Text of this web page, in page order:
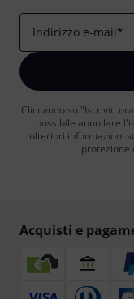
Indirizzo e-mail*
Cliccando su "Iscriviti
possibile annullare
ulteriori informazioni
protezione
Acquisti e